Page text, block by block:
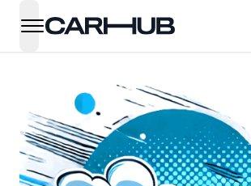
open navigation menu
Carhub